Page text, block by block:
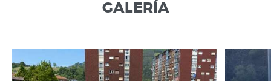
GALERÍA